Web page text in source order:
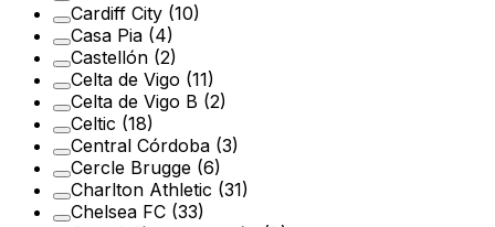
Cardiff City (10)
Casa Pia (4)
Castellón (2)
Celta de Vigo (11)
Celta de Vigo B (2)
Celtic (18)
Central Córdoba (3)
Cercle Brugge (6)
Charlton Athletic (31)
Chelsea FC (33)